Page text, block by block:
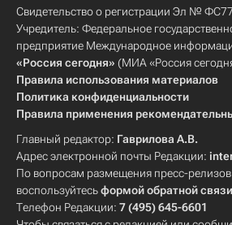
Свидетельство о регистрации Эл №
Учредитель: Федеральное
предприятие Международное
«Россия сегодня» (МИА «Россия
Правила использования материалов
Политика конфиденциальности
Правила применения
Главный редактор: Гаврилова А.В.
Адрес электронной почты Редакции:
По вопросам размещения пресс-
воспользуйтесьформой обратной связи
Телефон Редакции: 7 (495) 645-6601